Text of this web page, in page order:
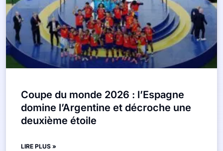
Coupe du monde 2026 : l’Espagne
domine l’Argentine et décroche une
deuxième étoile
LIRE PLUS »